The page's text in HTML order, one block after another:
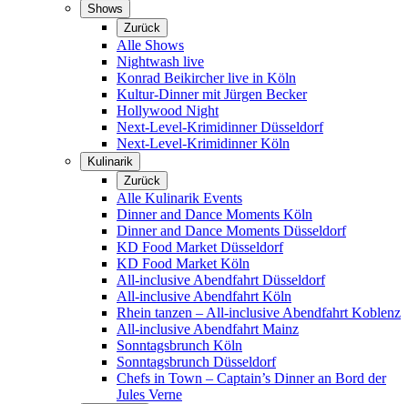
Shows
Zurück
Alle Shows
Nightwash live
Konrad Beikircher live in Köln
Kultur-Dinner mit Jürgen Becker
Hollywood Night
Next-Level-Krimidinner Düsseldorf
Next-Level-Krimidinner Köln
Kulinarik
Zurück
Alle Kulinarik Events
Dinner and Dance Moments Köln
Dinner and Dance Moments Düsseldorf
KD Food Market Düsseldorf
KD Food Market Köln
All-inclusive Abendfahrt Düsseldorf
All-inclusive Abendfahrt Köln
Rhein tanzen – All-inclusive Abendfahrt Koblenz
All-inclusive Abendfahrt Mainz
Sonntagsbrunch Köln
Sonntagsbrunch Düsseldorf
Chefs in Town – Captain’s Dinner an Bord der
Jules Verne